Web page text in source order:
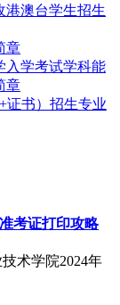
港澳台学生招生
章
入学考试学科能
章
证书）招生专业
考证打印攻略
术学院2024年